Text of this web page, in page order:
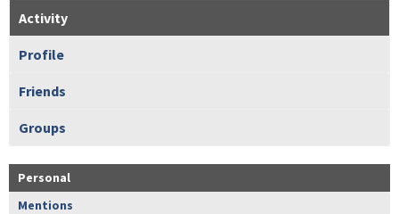
Activity
Profile
Friends
Groups
Personal
Mentions